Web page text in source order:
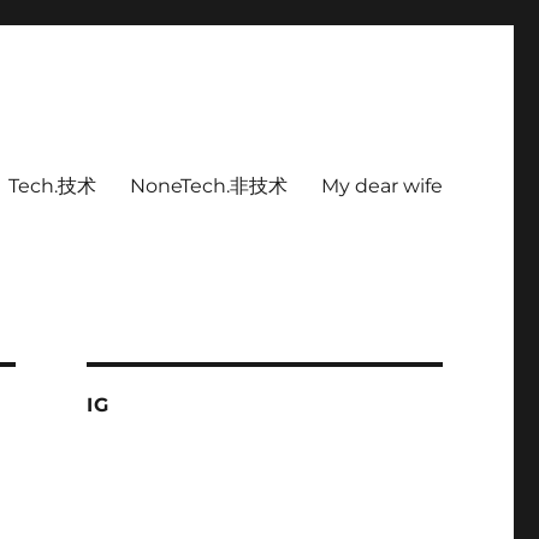
Tech.技术 NoneTech.非技术 My dear wife
IG